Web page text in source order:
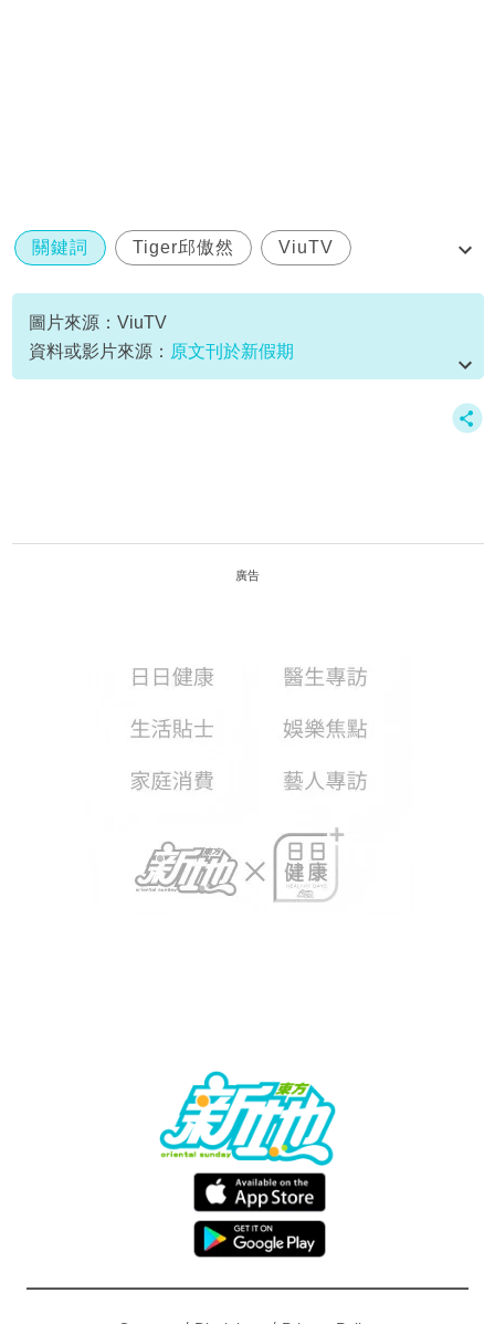
關鍵詞 Tiger邱傲然 ViuTV
存酒人
盧慧敏
圖片來源：ViuTV
資料或影片來源： 原文刊於新假期
廣告